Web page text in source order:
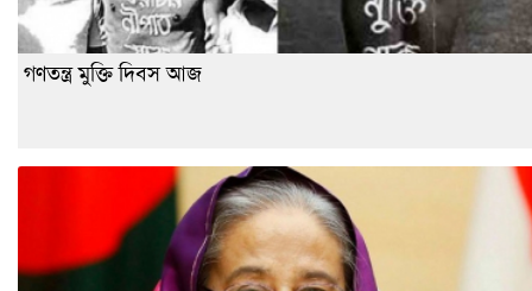
গণতন্ত্র মুক্তি দিবস আজ